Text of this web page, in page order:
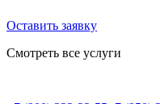
Оставить заявку
Смотреть все услуги